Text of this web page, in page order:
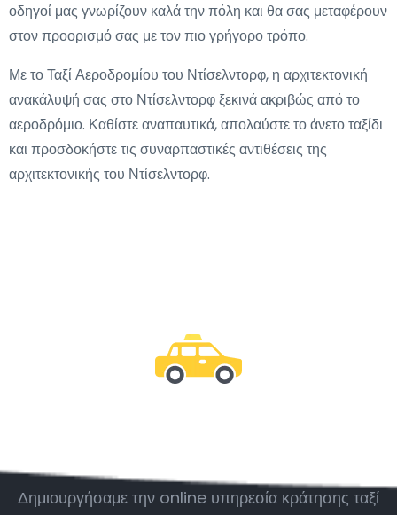
οδηγοί μας γνωρίζουν καλά την πόλη και θα σας μεταφέρουν
στον προορισμό σας με τον πιο γρήγορο τρόπο.
Με το Ταξί Αεροδρομίου του Ντίσελντορφ, η αρχιτεκτονική
ανακάλυψή σας στο Ντίσελντορφ ξεκινά ακριβώς από το
αεροδρόμιο. Καθίστε αναπαυτικά, απολαύστε το άνετο ταξίδι
και προσδοκήστε τις συναρπαστικές αντιθέσεις της
αρχιτεκτονικής του Ντίσελντορφ.
Δημιουργήσαμε την online υπηρεσία κράτησης ταξί